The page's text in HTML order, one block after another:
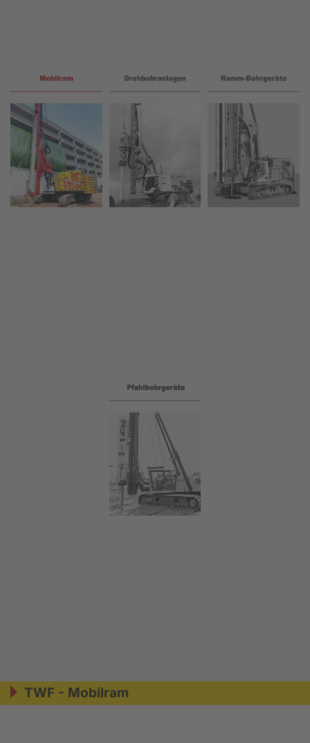
TWF - Mobilram